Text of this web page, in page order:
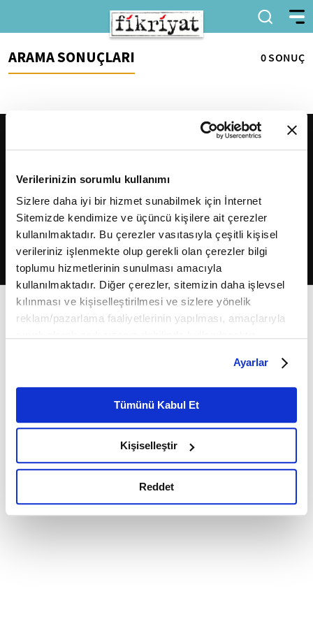
Verilerinizin sorumlu kullanımı
Sizlere daha iyi bir hizmet sunabilmek için İnternet
Sitemizde kendimize ve üçüncü kişilere ait çerezler
kullanılmaktadır. Bu çerezler vasıtasıyla çeşitli kişisel
verileriniz işlenmekte olup gerekli olan çerezler bilgi
toplumu hizmetlerinin sunulması amacıyla
kullanılmaktadır. Diğer çerezler, sitemizin daha işlevsel
kılınması ve kişiselleştirilmesi ve sizlere yönelik
reklam/pazarlama faaliyetlerinin yapılması, amaçlarıyla
belirleyebilirsiniz. Çerezlere ilişkin detaylı bilgi için
Ayarlar butonuna tıklayabilir,Çerez Bilgilendirme
Metnimizi ziyaret edebilirsiniz.
6698 sayılı Kişisel Verilerin Korunması Kanunu uyarınca
okumak ve sitemizi ziyaretiniz kapsamında
gerçekleştirilen veri işleme faaliyetleri ile ilgili daha
detaylı bilgi almak için lütfentıklayınız.
Ayarlar
Tümünü Kabul Et
Kişiselleştir
Reddet
ARAMA SONUÇLARI 0 SONUÇ
2026Fikriyat. Tüm hakları saklıdır.